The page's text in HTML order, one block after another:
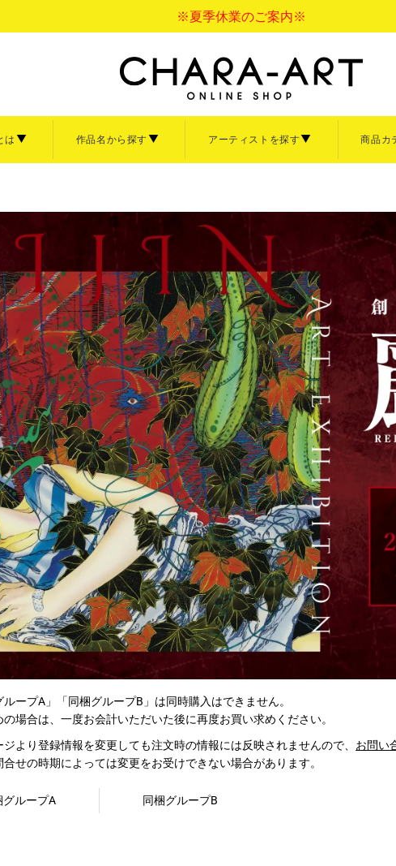
※夏季休業のご案内※
は 作品名から探す
廊
大洋図書
「CRAFT」
「ihr HertZ」
「iHertZ」「SHY」
ぼのぼの 言の葉の庭 秒速5セン
作品名一覧
アーティストを探す
Sagiri 倉吉サム 寿なし子 なっそ
【Art collection】一覧
加 白皙 瓜うりた かずちこ
【美形画廊 -boys gallery-】一覧
商品カ
キャラファインボード
P3／F3サイズ【小】
卓上サイズ【小】
キャラファインアクリル
商品を全て見る
B4サイズ【大】
卓上サイズ【小】
キャラファイ
額縁・イーゼ
暁のヨナ大原画展 清水玲子展
あきづき空太
画展
イベント一覧
再販予定なしのレアアイテ
ムです！
新海誠作品など有名タイト
ルが勢ぞろい
世界に一つ
特集一覧
ープA」「同梱グループB」は同時購入はできません。
場合は、一度お会計いただいた後に再度お買い求めください。
より登録情報を変更しても注文時の情報には反映されませんので、 お問い
せの時期によっては変更をお受けできない場合があります。
グループA 同梱グループB